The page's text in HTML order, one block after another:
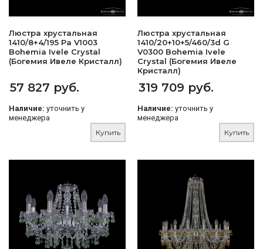
Люстра хрустальная
1410/8+4/195 Pa V1003
Bohemia Ivele Crystal
(Богемия Ивеле Кристалл)
57 827 руб.
Наличие: уточнить у
менеджера
Купить
Люстра хрустальная
1410/20+10+5/460/3d G
V0300 Bohemia Ivele
Crystal (Богемия Ивеле
Кристалл)
319 709 руб.
Наличие: уточнить у
менеджера
Купить